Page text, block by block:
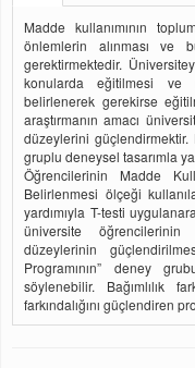
Madde kullanımının
önlemlerin alınması ve
gerektirmektedir.
konularda eğitilmesi ve
belirlenerek gerekirse
araştırmanın amacı
düzeylerini
gruplu deneysel tasarımla
Öğrencilerinin Madde
Belirlenmesi ölçeği
yardımıyla T-testi
üniversite öğrencilerinin
düzeylerinin
Programının” deney
söylenebilir. Bağımlılık
farkındalığını güçlendiren